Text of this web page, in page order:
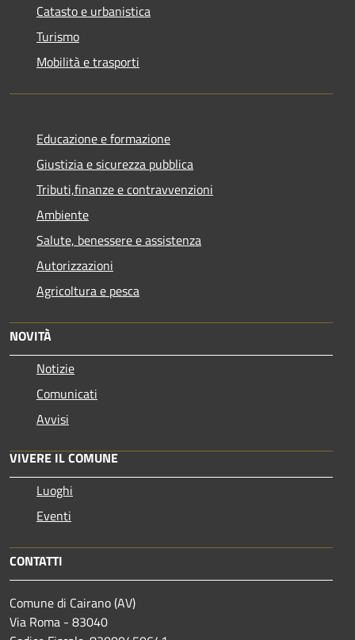
Catasto e urbanistica
Turismo
Mobilità e trasporti
Educazione e formazione
Giustizia e sicurezza pubblica
Tributi,finanze e contravvenzioni
Ambiente
Salute, benessere e assistenza
Autorizzazioni
Agricoltura e pesca
NOVITÀ
Notizie
Comunicati
Avvisi
VIVERE IL COMUNE
Luoghi
Eventi
CONTATTI
Comune di Cairano (AV)
Via Roma - 83040